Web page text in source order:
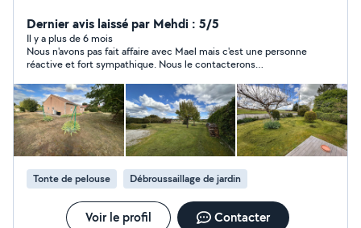
travaux de paysagisme Je suis équipé de tout le
matériel nécessaire (tondeuse, débroussailleuse, etc.)
et je peux intervenir rapidement. Sérieux, ponctuel et
efficace, je m'adapte à vos besoins. N'hésitez pas à me
contacter pour plus d'infos ou un devis !
Dernier avis laissé par Mehdi : 5/5
Il y a plus de 6 mois
Nous n'avons pas fait affaire avec Mael mais c'est une personne
réactive et fort sympathique. Nous le contacterons
Tonte de pelouse Débroussaillage de jardin
Voir le profil Contacter